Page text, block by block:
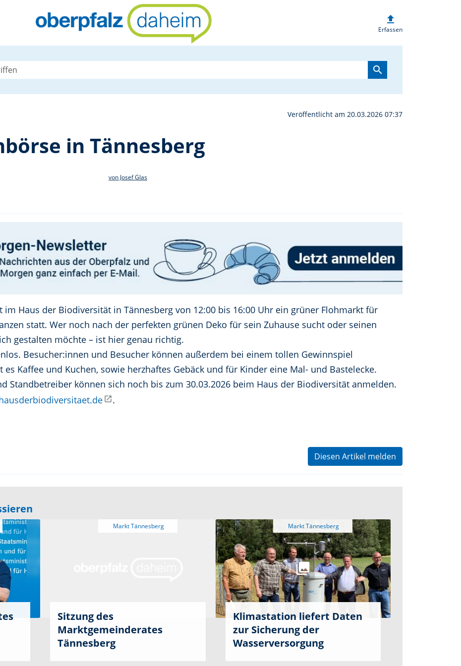
Pflanzentauschbörse in
upload
Erfassen
search
Veröffentlicht am 20.03.2026 07:37
in Tännesberg
von Josef Glas
im Haus der Biodiversität in Tännesberg von 12:00 bis 16:00 Uhr ein grüner Flohmarkt für
statt. Wer noch nach der perfekten grünen Deko für sein Zuhause sucht oder seinen
gestalten möchte – ist hier genau richtig.
Besucher:innen und Besucher können außerdem bei einem tollen Gewinnspiel
Kaffee und Kuchen, sowie herzhaftes Gebäck und für Kinder eine Mal- und Bastelecke.
Standbetreiber können sich noch bis zum 30.03.2026 beim Haus der Biodiversität anmelden.
.
Diesen Artikel melden
Markt Tännesberg
Sitzung des
Marktgemeinderates
Tännesberg
Klimastation liefert Daten
zur Sicherung der
Wasserversorgung